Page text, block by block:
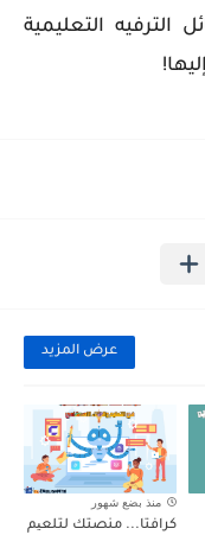
التعليمية
عرض المزيد
منذ بضع شهور
كرافتا... منصتك لتلعیم